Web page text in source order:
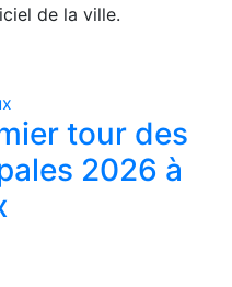
de la ville.
tour des
2026 à